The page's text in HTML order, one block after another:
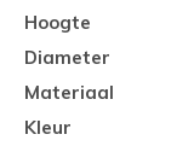
Hoogte
Diameter
Materiaal
Kleur